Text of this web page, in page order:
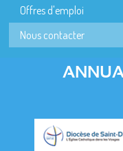
Offres d'emploi
Nous contacter